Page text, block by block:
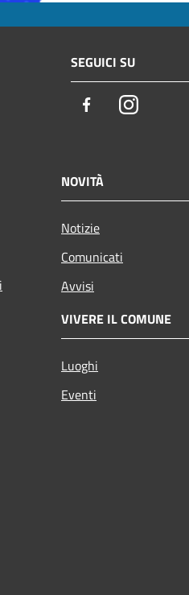
SEGUICI SU
FacebookInstagram
NOVITÀ
Notizie
Comunicati
Avvisi
VIVERE IL COMUNE
Luoghi
Eventi